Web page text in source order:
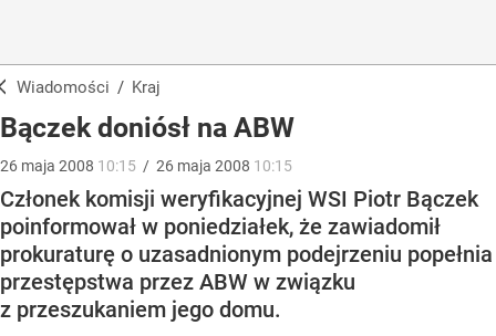
Wiadomości / Kraj
Bączek doniósł na ABW
26 maja 2008 10:15 / 26 maja 2008 10:15
Członek komisji weryfikacyjnej WSI Piotr Bączek
poinformował w poniedziałek, że zawiadomił
prokuraturę o uzasadnionym podejrzeniu popełnia
przestępstwa przez ABW w związku
z przeszukaniem jego domu.